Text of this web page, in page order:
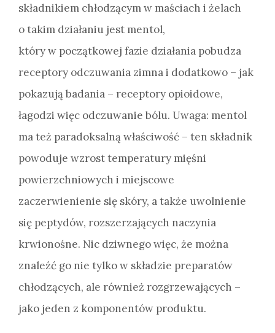
składnikiem chłodzącym w maściach i żelach
o takim działaniu jest mentol,
który w początkowej fazie działania pobudza
receptory odczuwania zimna i dodatkowo – jak
pokazują badania – receptory opioidowe,
łagodzi więc odczuwanie bólu. Uwaga: mentol
ma też paradoksalną właściwość – ten składnik
powoduje wzrost temperatury mięśni
powierzchniowych i miejscowe
zaczerwienienie się skóry, a także uwolnienie
się peptydów, rozszerzających naczynia
krwionośne. Nic dziwnego więc, że można
znaleźć go nie tylko w składzie preparatów
chłodzących, ale również rozgrzewających –
jako jeden z komponentów produktu.